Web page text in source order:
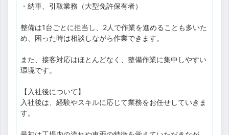
・納車、引取業務（大型免許保有者）
整備は1台ごとに担当し、2人で作業を進めることも多いた
め、困った時は相談しながら作業できます。
また、接客対応はほとんどなく、整備作業に集中しやすい
環境です。
【入社後について】
入社後は、経験やスキルに応じて業務をお任せしていきま
す。